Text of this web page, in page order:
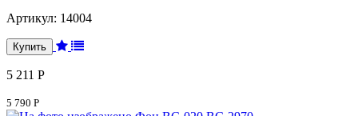
Артикул: 14004
5 211 Р
5 790 Р